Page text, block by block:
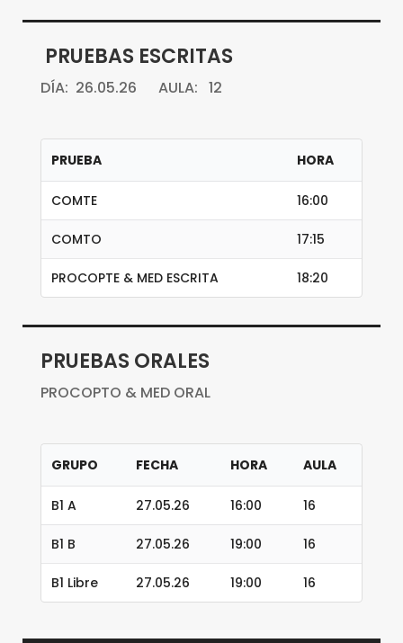
PRUEBAS ESCRITAS
DÍA: 26.05.26 AULA: 12
PRUEBA HORA
COMTE 16:00
COMTO 17:15
PROCOPTE & MED ESCRITA 18:20
PRUEBAS ORALES
PROCOPTO & MED ORAL
GRUPO FECHA HORA AULA
B1 A 27.05.26 16:00 16
B1 B 27.05.26 19:00 16
B1 Libre 27.05.26 19:00 16